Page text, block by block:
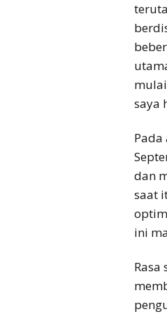
saya
dan
saat
ini